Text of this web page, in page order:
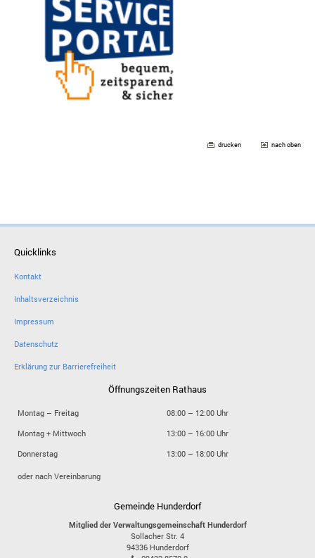
drucken nach oben
Quicklinks
Kontakt
Inhaltsverzeichnis
Impressum
Datenschutz
Erklärung zur Barrierefreiheit
Öffnungszeiten Rathaus
Montag – Freitag
08:00 – 12:00 Uhr
Montag + Mittwoch
13:00 – 16:00 Uhr
Donnerstag
13:00 – 18:00 Uhr
oder nach Vereinbarung
Gemeinde Hunderdorf
Mitglied der Verwaltungsgemeinschaft Hunderdorf
Sollacher Str. 4
94336 Hunderdorf